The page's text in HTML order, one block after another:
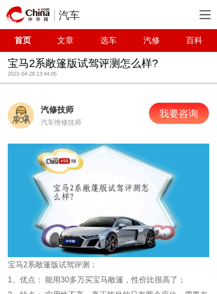
汽车
首页 文章 选车 汽修 百科
宝马2系敞篷版试驾评测怎么样?
2021-04-28 13:44:05
汽修技师
汽车维修技师
我要咨询
宝马2系敞篷版试驾评测：
1、优点： 能用30多万买宝马敞篷，性价比很高了；